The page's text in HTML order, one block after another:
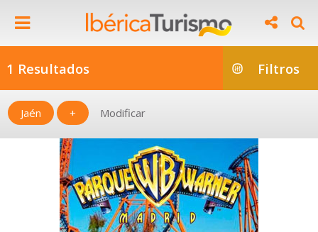
1 Resultados Filtros
Jaén + Modificar